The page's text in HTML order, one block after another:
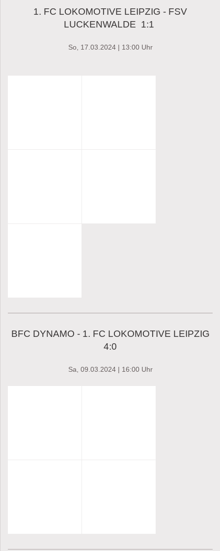
1. FC LOKOMOTIVE LEIPZIG - FSV
LUCKENWALDE 1:1
So, 17.03.2024 | 13:00 Uhr
BFC DYNAMO - 1. FC LOKOMOTIVE LEIPZIG
4:0
Sa, 09.03.2024 | 16:00 Uhr